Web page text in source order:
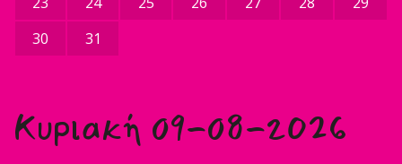
30
31
Κυριακή 09-08-2026